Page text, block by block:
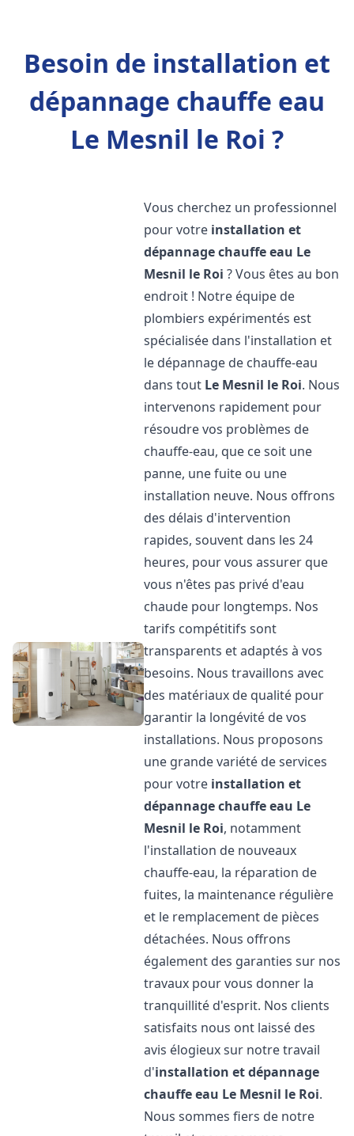
Besoin de installation et
dépannage chauffe eau
Le Mesnil le Roi ?
Vous cherchez un professionnel
pour votre installation et
dépannage chauffe eau Le
Mesnil le Roi ? Vous êtes au bon
endroit ! Notre équipe de
plombiers expérimentés est
spécialisée dans l'installation et
le dépannage de chauffe-eau
dans tout Le Mesnil le Roi. Nous
intervenons rapidement pour
résoudre vos problèmes de
chauffe-eau, que ce soit une
panne, une fuite ou une
installation neuve. Nous offrons
des délais d'intervention
rapides, souvent dans les 24
heures, pour vous assurer que
vous n'êtes pas privé d'eau
chaude pour longtemps. Nos
tarifs compétitifs sont
transparents et adaptés à vos
besoins. Nous travaillons avec
des matériaux de qualité pour
garantir la longévité de vos
installations. Nous proposons
une grande variété de services
pour votre installation et
dépannage chauffe eau Le
Mesnil le Roi, notamment
l'installation de nouveaux
chauffe-eau, la réparation de
fuites, la maintenance régulière
et le remplacement de pièces
détachées. Nous offrons
également des garanties sur nos
travaux pour vous donner la
tranquillité d'esprit. Nos clients
satisfaits nous ont laissé des
avis élogieux sur notre travail
d'installation et dépannage
chauffe eau Le Mesnil le Roi.
Nous sommes fiers de notre